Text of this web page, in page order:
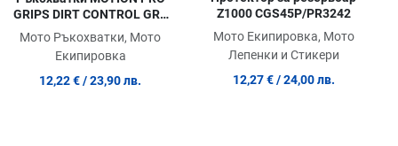
GRIPS DIRT CONTROL GRY
Мото Ръкохватки, Мото
Екипировка
12,22 € / 23,90 лв.
Z1000 CGS45P/PR3242
Мото Екипировка, Мото
Лепенки и Стикери
12,27 € / 24,00 лв.